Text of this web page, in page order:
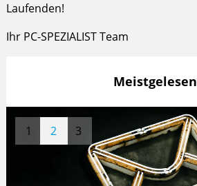
Meistgelesen
1 2 3
Laufenden!
Ihr PC-SPEZIALIST Team